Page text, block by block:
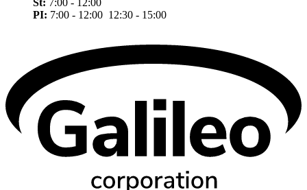
Št: 7:00 - 12:00
PI: 7:00 - 12:00 12:30 - 15:00